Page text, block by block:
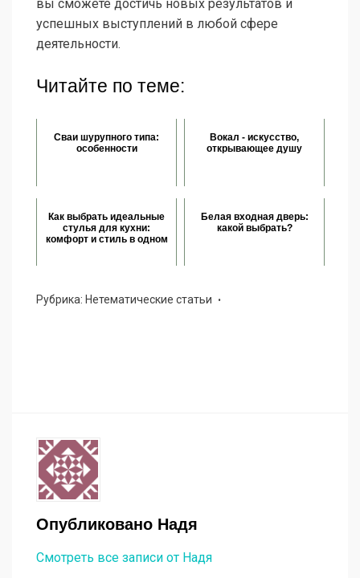
вы сможете достичь новых результатов и
успешных выступлений в любой сфере
деятельности.
Читайте по теме:
Сваи шурупного типа:
особенности
Вокал - искусство,
открывающее душу
Как выбрать идеальные
стулья для кухни:
комфорт и стиль в одном
Белая входная дверь:
какой выбрать?
Рубрика: Нетематические статьи
Опубликовано Надя
Смотреть все записи от Надя